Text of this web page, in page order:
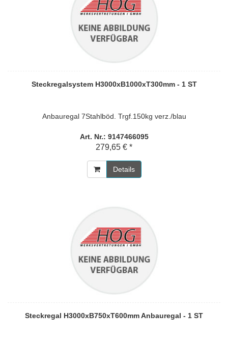
Steckregalsystem H3000xB1000xT300mm - 1 ST
Anbauregal 7Stahlböd. Trgf.150kg verz./blau
Art. Nr.: 9147466095
279,65 € *
Details
Steckregal H3000xB750xT600mm Anbauregal - 1 ST